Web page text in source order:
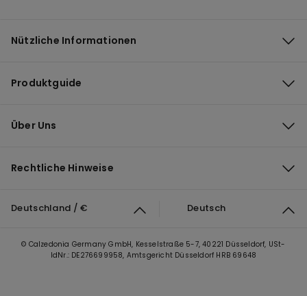
Nützliche Informationen
Produktguide
Über Uns
Rechtliche Hinweise
Deutschland / € Deutsch
© Calzedonia Germany GmbH, Kesselstraße 5-7, 40221 Düsseldorf, USt-
IdNr.: DE276699958, Amtsgericht Düsseldorf HRB 69648